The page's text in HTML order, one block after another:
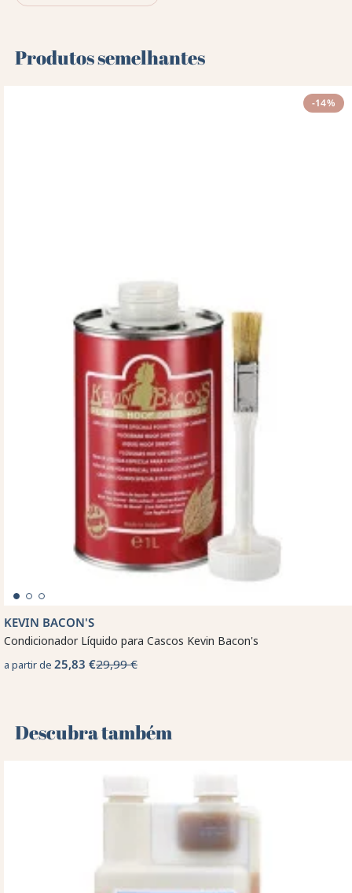
Produtos semelhantes
-14%
KEVIN BACON'S
Condicionador Líquido para Cascos Kevin Bacon's
a partir de 25,83 €29,99 €
Descubra também 🌻